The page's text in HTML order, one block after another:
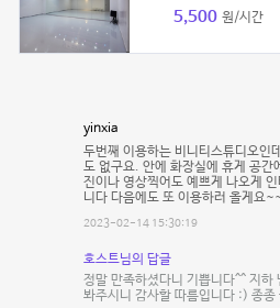
5,500 원/시간
yinxia
두번째 이용하는 비니티스튜디오인
도 없구요. 안에 화장실에 휴게 공
진이나 영상찍어도 예쁘게 나오게
니다 다음에도 또 이용하러 올게요
2023-02-14 15:30:19
호스트님의 답글
정말 만족하셨다니 기쁩니다^^ 지
봐주시니 감사할 따름입니다 :) 종